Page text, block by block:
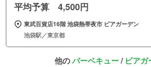
平均予算 4,500円
東武百貨店16階 池袋熱帯夜市 ビアガーデン
池袋駅／東京都
他のバーベキュー/ ビア